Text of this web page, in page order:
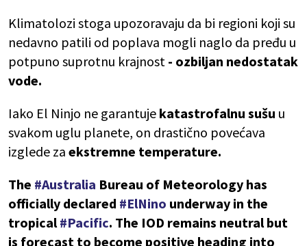
Klimatolozi stoga upozoravaju da bi regioni koji su
nedavno patili od poplava mogli naglo da pređu u
potpuno suprotnu krajnost - ozbiljan nedostatak
vode.
Iako El Ninjo ne garantuje katastrofalnu sušu u
svakom uglu planete, on drastično povećava
izglede za ekstremne temperature.
The #Australia Bureau of Meteorology has
officially declared #ElNino underway in the
tropical#Pacific. The IOD remains neutral but
is forecast to become positive heading into